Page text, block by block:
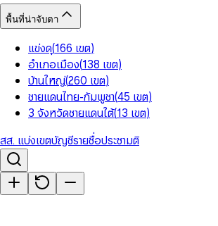
พื้นที่น่าจับตา
แข่งดุ(166 เขต)
อำเภอเมือง(138 เขต)
บ้านใหญ่(260 เขต)
ชายแดนไทย-กัมพูชา(45 เขต)
3 จังหวัดชายแดนใต้(13 เขต)
สส. แบ่งเขตบัญชีรายชื่อประชามติ